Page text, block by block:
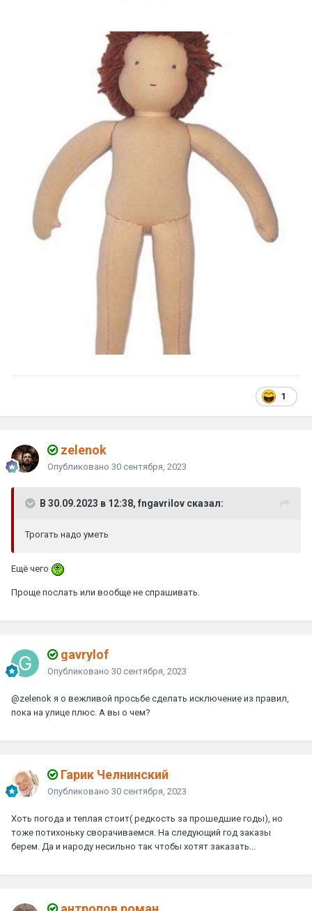
1
zelenok
Опубликовано 30 сентября, 2023
В 30.09.2023 в 12:38, fngavrilov сказал:
Трогать надо уметь
Ещё чего
Проще послать или вообще не спрашивать.
gavrylof
Опубликовано 30 сентября, 2023
@zelenok я о вежливой просьбе сделать исключение из правил,
пока на улице плюс. А вы о чем?
Гарик Челнинский
Опубликовано 30 сентября, 2023
Хоть погода и теплая стоит( редкость за прошедшие годы), но
тоже потихоньку сворачиваемся. На следующий год заказы
берем. Да и народу несильно так чтобы хотят заказать...